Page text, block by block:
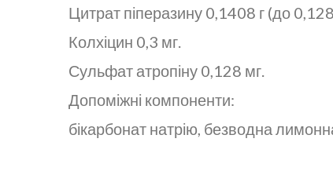
Цитрат піперазину 0,1408 г (до 0,128
Колхіцин 0,3 мг.
Сульфат атропіну 0,128 мг.
Допоміжні компоненти:
бікарбонат натрію, безводна